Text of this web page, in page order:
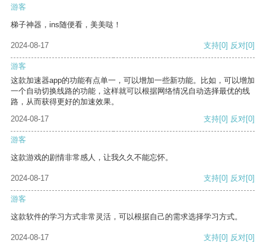
游客
梯子神器，ins随便看，美美哒！
2024-08-17 支持[0] 反对[0]
游客
这款加速器app的功能有点单一，可以增加一些新功能。比如，可以增加
一个自动切换线路的功能，这样就可以根据网络情况自动选择最优的线
路，从而获得更好的加速效果。
2024-08-17
支持[0] 反对[0]
游客
这款游戏的剧情非常感人，让我久久不能忘怀。
2024-08-17 支持[0] 反对[0]
游客
这款软件的学习方式非常灵活，可以根据自己的需求选择学习方式。
2024-08-17 支持[0] 反对[0]